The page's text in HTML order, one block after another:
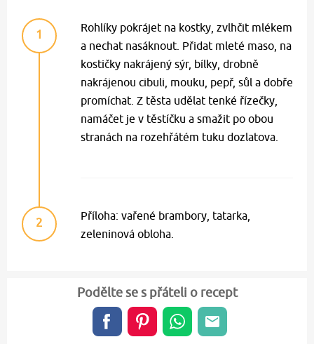
1
Rohlíky pokrájet na kostky, zvlhčit mlékem
a nechat nasáknout. Přidat mleté maso, na
kostičky nakrájený sýr, bílky, drobně
nakrájenou cibuli, mouku, pepř, sůl a dobře
promíchat. Z těsta udělat tenké řízečky,
namáčet je v těstíčku a smažit po obou
stranách na rozehřátém tuku dozlatova.
2
Příloha: vařené brambory, tatarka,
zeleninová obloha.
Podělte se s přáteli o recept